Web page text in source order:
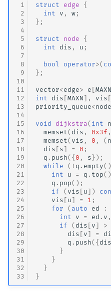
1
2
3
4
5
6
7
8
9
10
11
12
13
14
15
16
17
18
19
20
21
22
23
24
25
26
27
28
29
30
31
32
33
struct edge
{
int
v , w ;
};
struct node
{
int
dis , u ;
bool operator>(
};
vector<edge> e [MAXN
int
dis [MAXN ], vis
priority_queue<node
void dijkstra( int n
memset ( dis , 0x3f ,
memset ( vis , 0 , ( n
dis [ s ] = 0 ;
q . push({ 0 , s });
while
( ! q . empty
int
u = q . top
q . pop();
if
( vis [ u ])
vis [ u ] = 1 ;
for
( auto ed :
int
v = ed . v ,
if
( dis [ v ] >
dis [ v ] =
q . push({ dis
}
}
}
}